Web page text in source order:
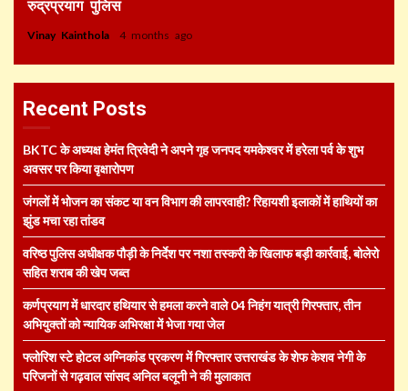
रुद्रप्रयाग पुलिस
Vinay Kainthola 4 months ago
Recent Posts
BKTC के अध्यक्ष हेमंत त्रिवेदी ने अपने गृह जनपद यमकेश्वर में हरेला पर्व के शुभ
अवसर पर किया वृक्षारोपण
जंगलों में भोजन का संकट या वन विभाग की लापरवाही? रिहायशी इलाकों में हाथियों का
झुंड मचा रहा तांडव
वरिष्ठ पुलिस अधीक्षक पौड़ी के निर्देश पर नशा तस्करी के खिलाफ बड़ी कार्रवाई, बोलेरो
सहित शराब की खेप जब्त
कर्णप्रयाग में धारदार हथियार से हमला करने वाले 04 निहंग यात्री गिरफ्तार, तीन
अभियुक्तों को न्यायिक अभिरक्षा में भेजा गया जेल
फ्लोरिश स्टे होटल अग्निकांड प्रकरण में गिरफ्तार उत्तराखंड के शेफ केशव नेगी के
परिजनों से गढ़वाल सांसद अनिल बलूनी ने की मुलाकात